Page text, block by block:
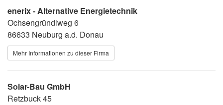
enerix - Alternative Energietechnik
Ochsengründlweg 6
86633 Neuburg a.d. Donau
Mehr Informationen zu dieser Firma
Solar-Bau GmbH
Retzbuck 45